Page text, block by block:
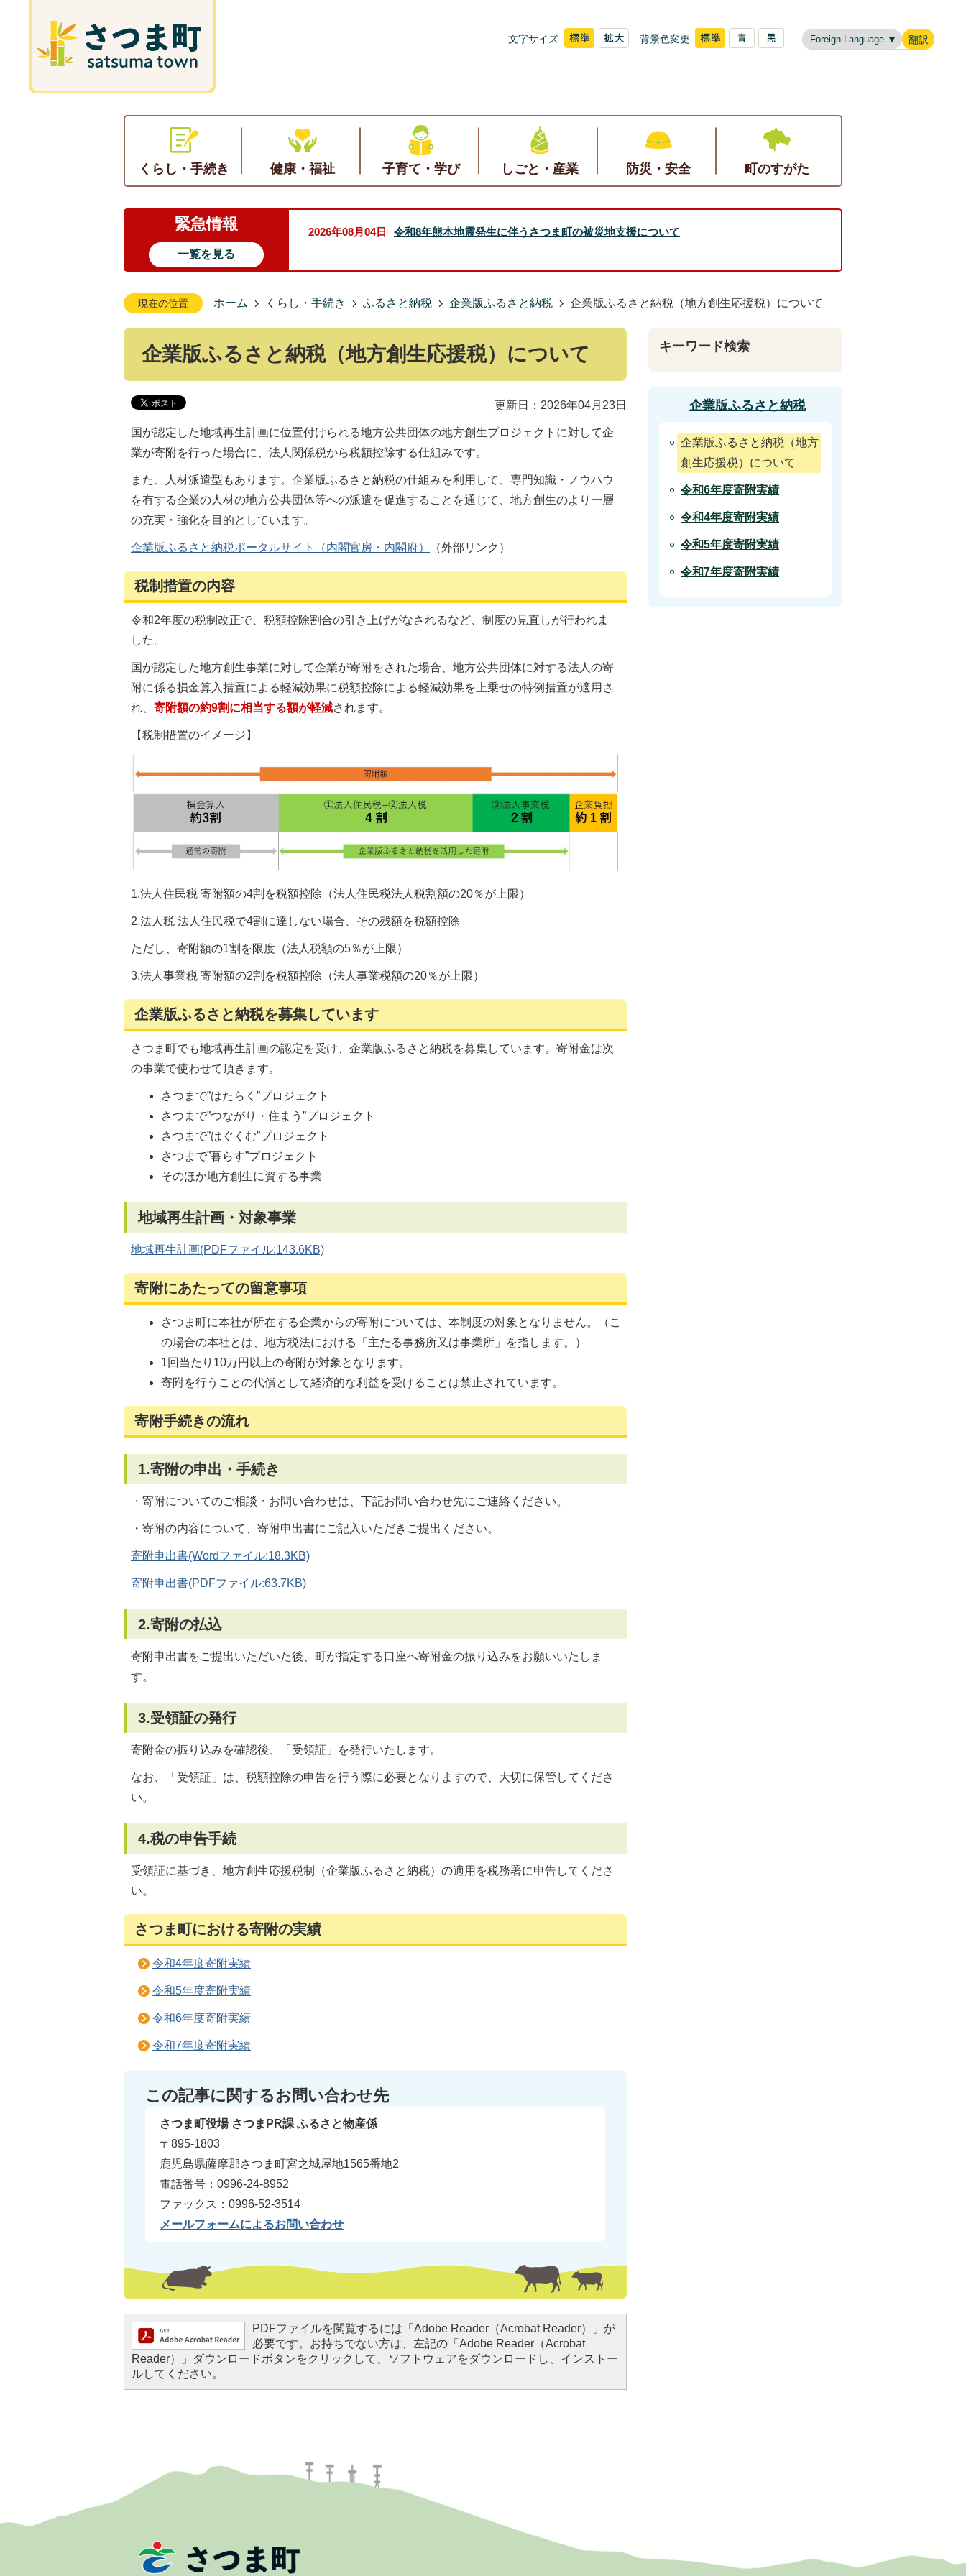
文字サイズ 背景色変更 翻訳
くらし・手続き 健康・福祉 子育て・学び しごと・産業 防災・安全 町のすがた
緊急情報
一覧を見る
2026年08月04日 令和8年熊本地震発生に伴うさつま町の被災地支援について
現在の位置 ホーム くらし・手続き ふるさと納税 企業版ふるさと納税 企業版ふるさと納税（地方創生応援税）について
企業版ふるさと納税（地方創生応援税）について
更新日：2026年04月23日
国が認定した地域再生計画に位置付けられる地方公共団体の地方創生プロジェクトに対して企
業が寄附を行った場合に、法人関係税から税額控除する仕組みです。
また、人材派遣型もあります。企業版ふるさと納税の仕組みを利用して、専門知識・ノウハウ
を有する企業の人材の地方公共団体等への派遣を促進することを通じて、地方創生のより一層
の充実・強化を目的としています。
企業版ふるさと納税ポータルサイト（内閣官房・内閣府） （外部リンク）
税制措置の内容
令和2年度の税制改正で、税額控除割合の引き上げがなされるなど、制度の見直しが行われま
した。
国が認定した地方創生事業に対して企業が寄附をされた場合、地方公共団体に対する法人の寄
附に係る損金算入措置による軽減効果に税額控除による軽減効果を上乗せの特例措置が適用さ
れ、 寄附額の約9割に相当する額が軽減されます。
【税制措置のイメージ】
1.法人住民税 寄附額の4割を税額控除（法人住民税法人税割額の20％が上限）
2.法人税 法人住民税で4割に達しない場合、その残額を税額控除
ただし、寄附額の1割を限度（法人税額の5％が上限）
3.法人事業税 寄附額の2割を税額控除（法人事業税額の20％が上限）
企業版ふるさと納税を募集しています
さつま町でも地域再生計画の認定を受け、企業版ふるさと納税を募集しています。寄附金は次
の事業で使わせて頂きます。
さつまで”はたらく”プロジェクト
さつまで”つながり・住まう”プロジェクト
さつまで”はぐくむ”プロジェクト
さつまで”暮らす”プロジェクト
そのほか地方創生に資する事業
地域再生計画・対象事業
地域再生計画(PDFファイル:143.6KB)
寄附にあたっての留意事項
さつま町に本社が所在する企業からの寄附については、本制度の対象となりません。（こ
の場合の本社とは、地方税法における「主たる事務所又は事業所」を指します。）
1回当たり10万円以上の寄附が対象となります。
寄附を行うことの代償として経済的な利益を受けることは禁止されています。
寄附手続きの流れ
1.寄附の申出・手続き
・寄附についてのご相談・お問い合わせは、下記お問い合わせ先にご連絡ください。
・寄附の内容について、寄附申出書にご記入いただきご提出ください。
寄附申出書(Wordファイル:18.3KB)
寄附申出書(PDFファイル:63.7KB)
2.寄附の払込
寄附申出書をご提出いただいた後、町が指定する口座へ寄附金の振り込みをお願いいたしま
す。
3.受領証の発行
寄附金の振り込みを確認後、「受領証」を発行いたします。
なお、「受領証」は、税額控除の申告を行う際に必要となりますので、大切に保管してくださ
い。
4.税の申告手続
受領証に基づき、地方創生応援税制（企業版ふるさと納税）の適用を税務署に申告してくださ
い。
さつま町における寄附の実績
令和4年度寄附実績
令和5年度寄附実績
令和6年度寄附実績
令和7年度寄附実績
この記事に関するお問い合わせ先
さつま町役場 さつまPR課 ふるさと物産係
〒895-1803
鹿児島県薩摩郡さつま町宮之城屋地1565番地2
電話番号：0996-24-8952
ファックス：0996-52-3514
メールフォームによるお問い合わせ
PDFファイルを閲覧するには「Adobe Reader（Acrobat Reader）」が
必要です。お持ちでない方は、左記の「Adobe Reader（Acrobat
Reader）」ダウンロードボタンをクリックして、ソフトウェアをダウンロードし、インストー
ルしてください。
キーワード検索
企業版ふるさと納税
企業版ふるさと納税（地方
創生応援税）について
令和6年度寄附実績
令和4年度寄附実績
令和5年度寄附実績
令和7年度寄附実績